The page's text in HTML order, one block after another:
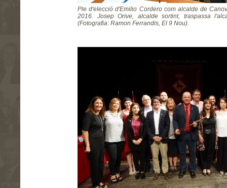
Ple d'elecció d'Emilio Cordero com alcalde de
2016. Josep Orive, alcalde sortint, traspassa
(Fotografia: Ramon Ferrandis, El 9 Nou).